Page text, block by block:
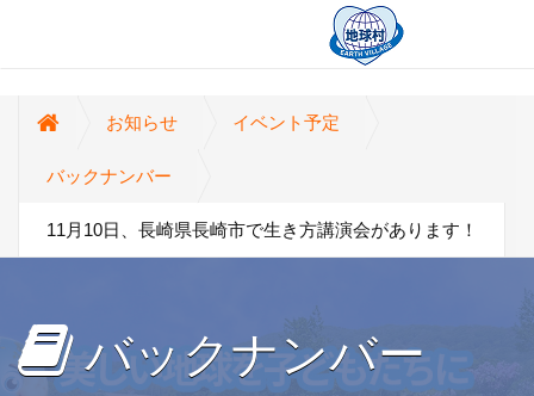
お知らせ イベント予定
バックナンバー
11月10日、長崎県長崎市で生き方講演会があります！
バックナンバー